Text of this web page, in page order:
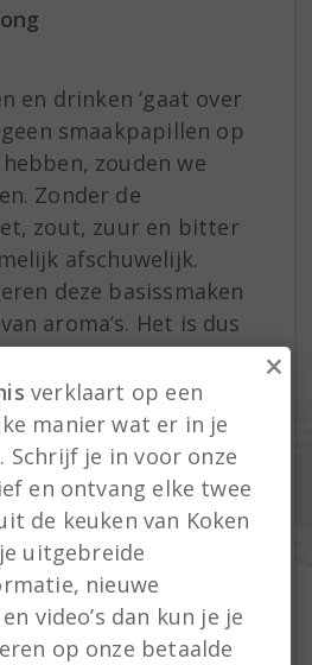
en drinken ‘gaat over
geen smaakpapillen op
zouden we
Zonder de
zout, zuur en bitter
afschuwelijk.
deze basissmaken
aroma’s. Het is dus
te weten te komen
kan veel
herkennen. Zo
vijfde smaak
zesde
de smaak
kent de tong
van de mirakelbes.
over de
verklaart op een
manier wat er in je
Schrijf je in voor onze
en ontvang elke twee
de keuken van Koken
uitgebreide
nieuwe
video’s dan kun je je
op onze betaalde
×